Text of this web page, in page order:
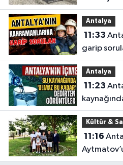
Antalya’da
yapıldı
Antalya
11:33
garip
Antalya
11:23
'dedirten
Kültür &
11:16